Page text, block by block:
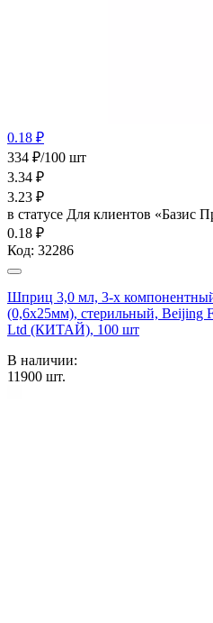
0.18 ₽
334 ₽/100 шт
3.34 ₽
3.23 ₽
в статусе Для клиентов «Базис
0.18 ₽
Код: 32286
Шприц 3,0 мл, 3-х
(0,6х25мм), стерильный, Beijing
Ltd (КИТАЙ), 100 шт
В наличии:
11900 шт.